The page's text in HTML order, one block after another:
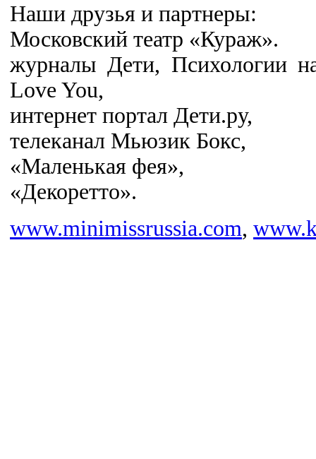
Наши друзья и партнеры:
Московский театр «Кураж».
журналы Дети, Психологии
Love You,
интернет портал Дети.ру,
телеканал Мьюзик Бокс,
«Маленькая фея»,
«Декоретто».
www.minimissrussia.com,